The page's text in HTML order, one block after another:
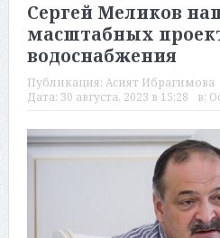
Сергей Меликов
масштабных
водоснабжения
Публикация: Асият Ибрагимова
Дата: 30 августа, 2023 в 15:28 в: